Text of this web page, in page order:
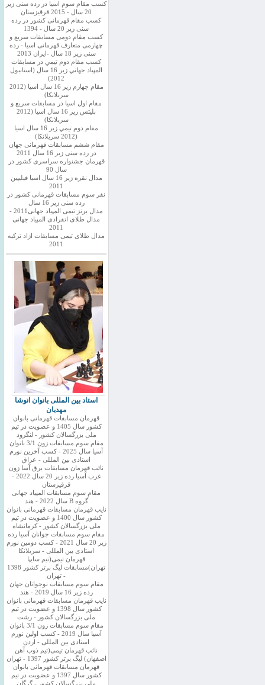
کسب مقام سوم اسیا در رده سنی زیر
20 سال - 2015 قرقیزستان
کسب مقام قهرمانی کشور در رده
سنی زیر 20 سال - 1394
کسب مقام دومی مسابقات سریع و
چهارمی متعارف قهرمانی اسیا - رده
سنی زیر 18 سال -ایران 2013
كسب مقام دوم تيمي در مسابقات
المپياد جهاني زير 16 سال (استانبول
2012)
مقام چهارم زير 16 سال اسيا (2012
سريلانكا)
مقام اول اسيا در مسابقات سريع و
بليتس زير 16 سال اسيا (2012
سريلانكا)
مقام دوم تيمي زير 16 سال اسيا
(2012 سريلانكا)
مقام ششم مسابقات قهرمانی جهان
در رده سنی زیر 16 سال 2011
قهرمان جشنواره سراسری کشور در
سال 90
مدال نقره زیر 16 سال اسیا فیلیپین
2011
نفر سوم مسابقات قهرمانی کشور در
رده سنی زیر 16 سال
مدال برنز تیمی المپیاد جهانی2011 -
مدال طلای انفرادی المپیاد جهانی
2011
مدال طلای تیمی مسابقات ازاد ترکیه
2011
استاد بین المللی بانوان انوشا
مهدیان
قهرمان مسابقات قهرمانی بانوان
کشور سال 1405 و عضویت در تیم
ملی بزرگسالان کشور - لنگرود
مقام سوم مسابقات زون 3/1 بانوان
آسیا سال 2025 - کسب آخرین نورم
استادی بین المللی - عراق
نائب قهرمان مسابقات برق آسا زون
غرب آسیا رده زیر 20 سال 2022 -
قرقیزستان
مقام سوم مسابقات المپیاد جهانی
گروه B سال 2022 - هند
نایب قهرمان مسابقات قهرمانی بانوان
کشور سال 1400 و عضویت در تیم
ملی بزرگسالان کشور - کرمانشاه
مقام سوم مسابقات جوانان آسیا رده
زیر 20 سال 2021 - کسب دومین نورم
استادی بین المللی - سریلانکا
قهرمان تیمی(تیم سایپا
تهران)مسابقات لیگ برتر کشور 1398
- تهران
مقام سوم مسابقات نوجوانان جهان
رده زیر 16 سال 2019 - هند
نایب قهرمان مسابقات قهرمانی بانوان
کشور سال 1398 و عضویت در تیم
ملی بزرگسالان کشور - رشت
مقام سوم مسابقات زون 3/1 بانوان
آسیا سال 2019 - کسب اولین نورم
استادی بین المللی - اردن
نائب قهرمان تیمی(تیم ذوب آهن
اصفهان) لیگ برتر کشور 1397 - تهران
قهرمان مسابقات قهرمانی بانوان
کشور سال 1397 و عضویت در تیم
ملی بزرگسالان کشور - گرگان